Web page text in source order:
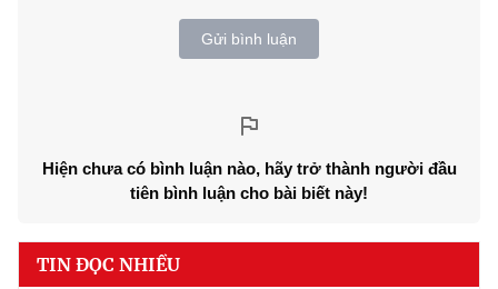
Gửi bình luận
Hiện chưa có bình luận nào, hãy trở thành người đầu
tiên bình luận cho bài biết này!
TIN ĐỌC NHIỀU